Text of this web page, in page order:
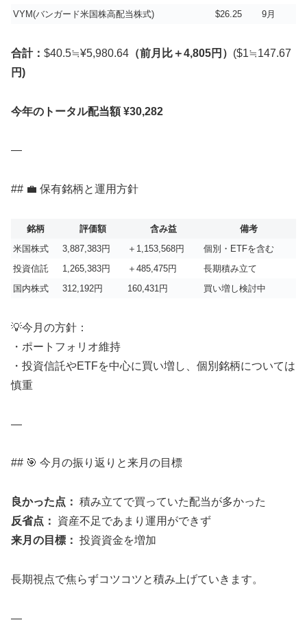
VYM(バンガード米国株高配当株式)
$26.25 9月
合計： $40.5≒¥5,980.64 （前月比＋4,805円） ($1≒147.67
円)
今年のトータル配当額 ¥30,282
—
## 💼 保有銘柄と運用方針
銘柄 評価額 含み益
備考
米国株式
3,887,383円 ＋1,153,568円
個別・ETFを含む
投資信託
1,265,383円 ＋485,475円
長期積み立て
国内株式
312,192円 160,431円 買い増し検討中
💡今月の方針：
・ポートフォリオ維持
・投資信託やETFを中心に買い増し、個別銘柄については
慎重
—
## 🎯 今月の振り返りと来月の目標
良かった点： 積み立てで買っていた配当が多かった
反省点：
資産不足であまり運用ができず
来月の目標： 投資資金を増加
長期視点で焦らずコツコツと積み上げていきます。
—